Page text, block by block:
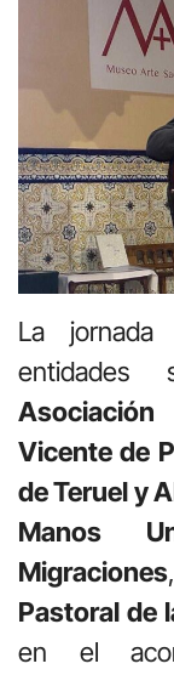
La jornada
entidades
Vicente de
de Teruel y
Manos
Migraciones
Pastoral de
en el